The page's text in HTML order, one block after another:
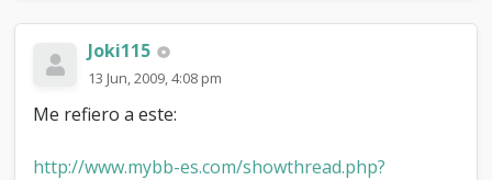
Joki115
13 Jun, 2009, 4:08 pm
Me refiero a este:
http://www.mybb-es.com/showthread.php?